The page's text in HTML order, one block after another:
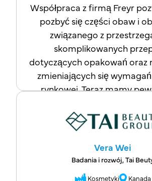
Współpraca z firmą Freyr
pozbyć się części obaw i
związanego z
skomplikowanych
dotyczących opakowań oraz
zmieniających się
rynkowej. Teraz mamy
jesteśmy w dobrych rękach.
firma również boryka się z
w zrozumieniu
wymogów dotyczących
Vera Wei
Badania i rozwój, Tai
Kosmetyki Kanada